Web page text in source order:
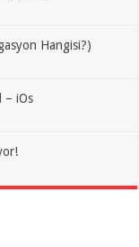
Hangisi?)
– iOs